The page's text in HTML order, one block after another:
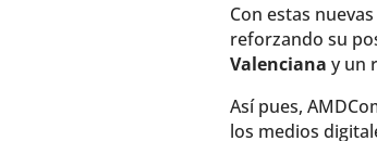
Con estas
reforzando su
Valencianay un
Así pues,
los medios